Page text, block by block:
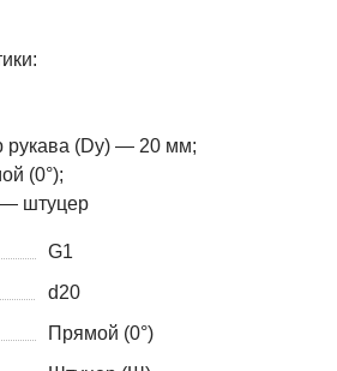
рукава (Dy) — 20 мм;
(0°);
— штуцер
G1
d20
Прямой (0°)